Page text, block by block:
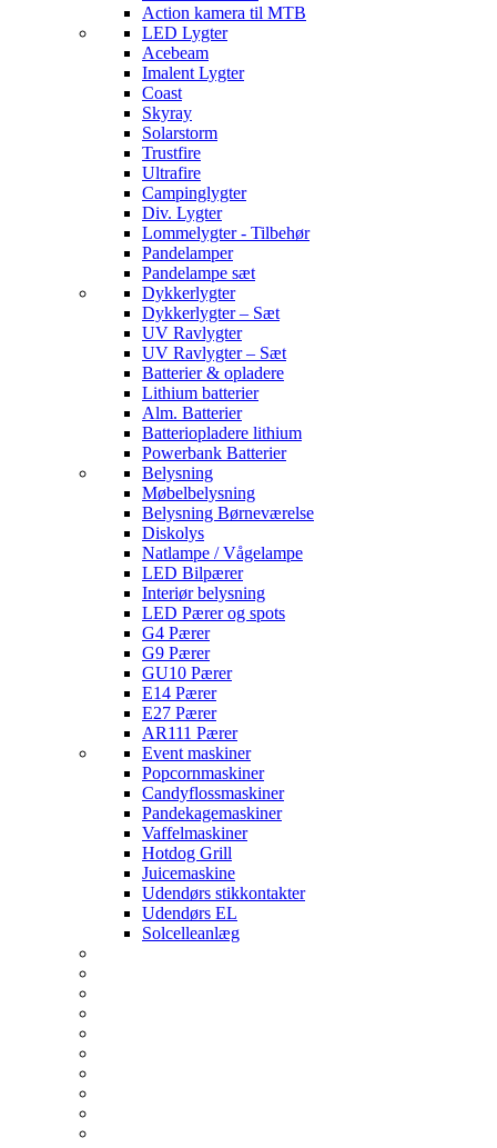
Action kamera til MTB
LED Lygter
Acebeam
Imalent Lygter
Coast
Skyray
Solarstorm
Trustfire
Ultrafire
Campinglygter
Div. Lygter
Lommelygter - Tilbehør
Pandelamper
Pandelampe sæt
Dykkerlygter
Dykkerlygter – Sæt
UV Ravlygter
UV Ravlygter – Sæt
Batterier & opladere
Lithium batterier
Alm. Batterier
Batteriopladere lithium
Powerbank Batterier
Belysning
Møbelbelysning
Belysning Børneværelse
Diskolys
Natlampe / Vågelampe
LED Bilpærer
Interiør belysning
LED Pærer og spots
G4 Pærer
G9 Pærer
GU10 Pærer
E14 Pærer
E27 Pærer
AR111 Pærer
Event maskiner
Popcornmaskiner
Candyflossmaskiner
Pandekagemaskiner
Vaffelmaskiner
Hotdog Grill
Juicemaskine
Udendørs stikkontakter
Udendørs EL
Solcelleanlæg